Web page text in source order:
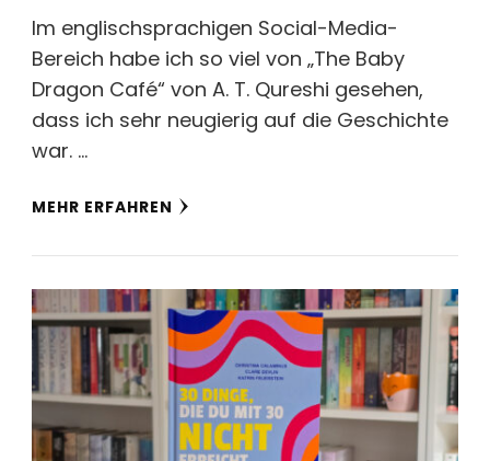
Im englischsprachigen Social-Media-
Bereich habe ich so viel von „The Baby
Dragon Café“ von A. T. Qureshi gesehen,
dass ich sehr neugierig auf die Geschichte
war. …
MEHR ERFAHREN